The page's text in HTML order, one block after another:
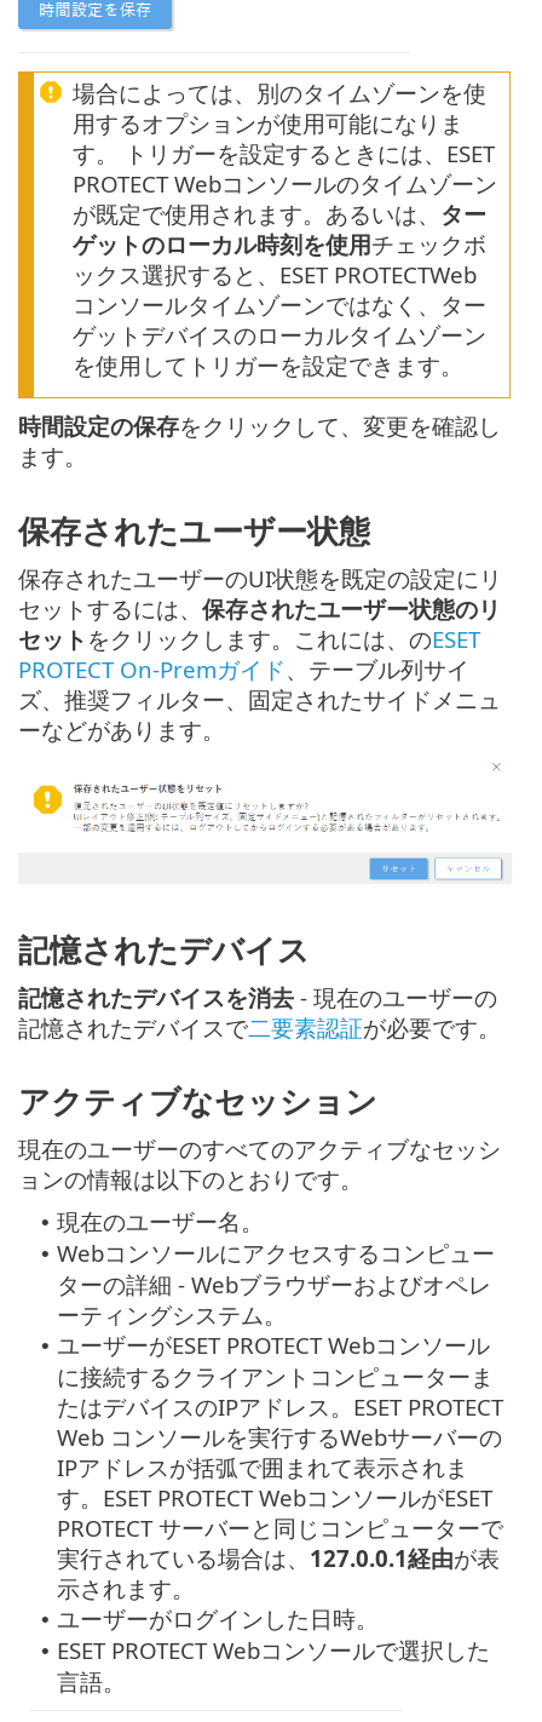
場合によっては、別のタイムゾーンを使
用するオプションが使用可能になりま
す。 トリガーを設定するときには、ESET
PROTECT Webコンソールのタイムゾーン
が既定で使用されます。あるいは、 ター
ゲットのローカル時刻を使用チェックボ
ックス選択すると、ESET PROTECTWeb
コンソールタイムゾーンではなく、ター
ゲットデバイスのローカルタイムゾーン
を使用してトリガーを設定できます。
時間設定の保存をクリックして、変更を確認し
ます。
保存されたユーザー状態
保存されたユーザーのUI状態を既定の設定にリ
セットするには、 保存されたユーザー状態のリ
セット をクリックします。これには、のESET
PROTECT On-Premガイド、テーブル列サイ
ズ、推奨フィルター、固定されたサイドメニュ
ーなどがあります。
記憶されたデバイス
記憶されたデバイスを消去 - 現在のユーザーの
記憶されたデバイスで二要素認証が必要です。
アクティブなセッション
現在のユーザーのすべてのアクティブなセッシ
ョンの情報は以下のとおりです。
• 現在のユーザー名。
• Webコンソールにアクセスするコンピュー
ターの詳細 - Webブラウザーおよびオペレ
ーティングシステム。
• ユーザーがESET PROTECT Webコンソール
に接続するクライアントコンピューターま
たはデバイスのIPアドレス。ESET PROTECT
Web コンソールを実行するWebサーバーの
IPアドレスが括弧で囲まれて表示されま
す。ESET PROTECT WebコンソールがESET
PROTECT サーバーと同じコンピューターで
実行されている場合は、 127.0.0.1経由が表
示されます。
• ユーザーがログインした日時。
• ESET PROTECT Webコンソールで選択した
言語。